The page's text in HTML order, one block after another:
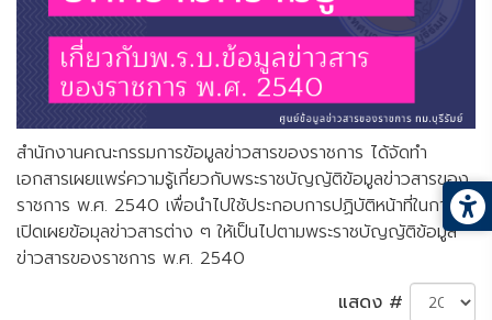
สำนักงานคณะกรรมการข้อมูลข่าวสารของราชการ ได้จัดทำ
เอกสารเผยแพร่ความรู้เกี่ยวกับพระราชบัญญัติข้อมูลข่าวสารของ
ราชการ พ.ศ. 2540 เพื่อนำไปใช้ประกอบการปฏิบัติหน้าที่ในการ
เปิดเผยข้อมุลข่าวสารต่าง ๆ ให้เป็นไปตามพระราชบัญญัติข้อมูล
ข่าวสารของราชการ พ.ศ. 2540
แสดง #